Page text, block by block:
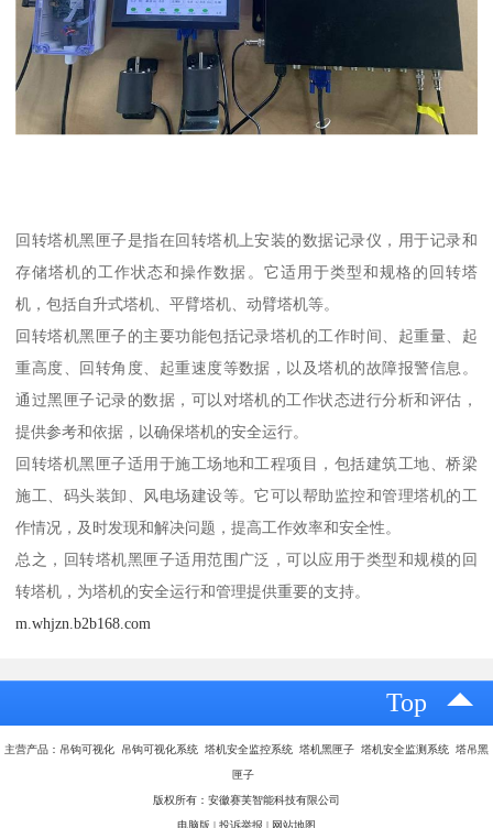
回转塔机黑匣子是指在回转塔机上安装的数据记录仪，用于记录和
存储塔机的工作状态和操作数据。它适用于类型和规格的回转塔
机，包括自升式塔机、平臂塔机、动臂塔机等。
回转塔机黑匣子的主要功能包括记录塔机的工作时间、起重量、起
重高度、回转角度、起重速度等数据，以及塔机的故障报警信息。
通过黑匣子记录的数据，可以对塔机的工作状态进行分析和评估，
提供参考和依据，以确保塔机的安全运行。
回转塔机黑匣子适用于施工场地和工程项目，包括建筑工地、桥梁
施工、码头装卸、风电场建设等。它可以帮助监控和管理塔机的工
作情况，及时发现和解决问题，提高工作效率和安全性。
总之，回转塔机黑匣子适用范围广泛，可以应用于类型和规模的回
转塔机，为塔机的安全运行和管理提供重要的支持。
m.whjzn.b2b168.com
Top
主营产品：吊钩可视化 吊钩可视化系统 塔机安全监控系统 塔机黑匣子 塔机安全监测系统 塔吊黑
匣子
版权所有：安徽赛芙智能科技有限公司